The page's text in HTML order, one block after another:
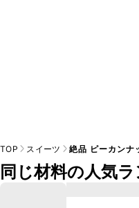
TOP スイーツ 絶品 ピーカンナ
同じ材料の人気